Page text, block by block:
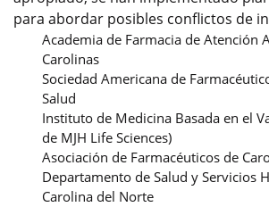
para abordar posibles conflictos de
Academia de Farmacia de Atención
Carolinas
Sociedad Americana de
Salud
Instituto de Medicina Basada en el
de MJH Life Sciences)
Asociación de Farmacéuticos de
Departamento de Salud y Servicios
Carolina del Norte